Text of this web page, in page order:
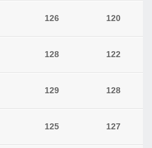
126 120
128 122
129 128
125 127